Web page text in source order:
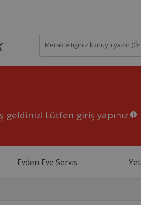
geldiniz! Lütfen giriş yapınız.
Evden Eve Servis